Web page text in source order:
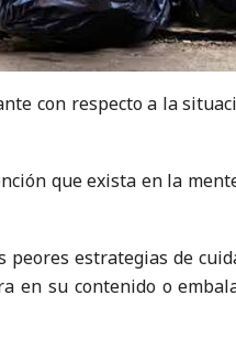
con respecto a la
que exista en la
estrategias de
su contenido o